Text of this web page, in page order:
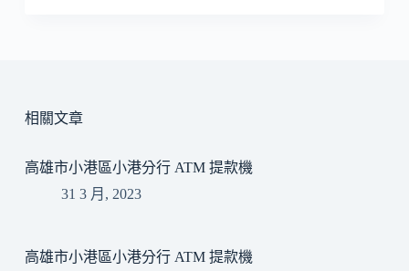
相關文章
高雄市小港區小港分行 ATM 提款機
31 3 月, 2023
高雄市小港區小港分行 ATM 提款機